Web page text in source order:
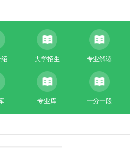
大学招生 专业解读
专业库 一分一段